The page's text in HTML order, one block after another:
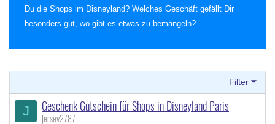
Du die Shops im Disneyland? Welches Geschäft gefällt Dir
besonders gut, wo gibt es etwas zu bemängeln?
Filter
J Geschenk Gutschein für Shops in Disneyland Paris
jersey2787